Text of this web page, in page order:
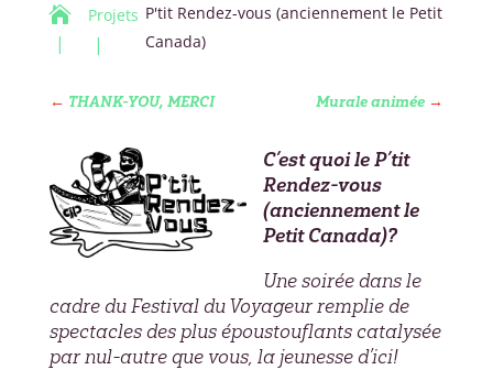
 Projets P'tit Rendez-vous (anciennement le Petit
Canada)
← THANK-YOU, MERCI Murale animée →
C’est quoi le P’tit
Rendez-vous
(anciennement le
Petit Canada)?
Une soirée dans le
cadre du Festival du Voyageur remplie de
spectacles des plus époustouflants catalysée
par nul-autre que vous, la jeunesse d’ici!